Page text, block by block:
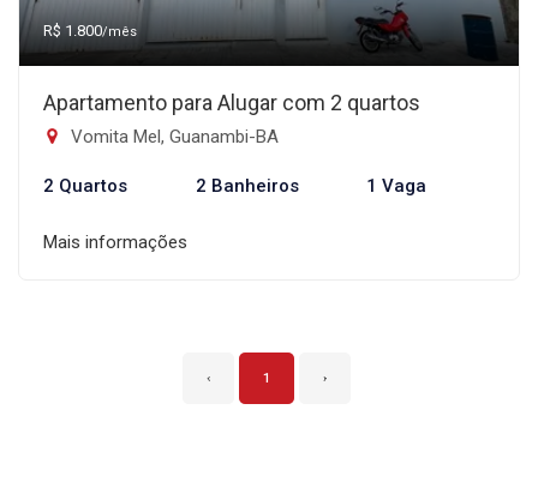
R$ 1.800/mês
Apartamento para Alugar com 2 quartos
Vomita Mel, Guanambi-BA
2 Quartos 2 Banheiros 1 Vaga
Mais informações
‹ 1 ›